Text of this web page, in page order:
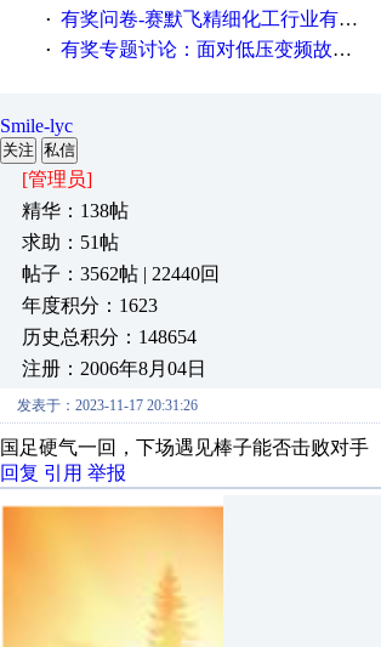
· 有奖问卷-赛默飞精细化工行业有奖调查来袭！
· 有奖专题讨论：面对低压变频故障，老手是这样解决的！
Smile-lyc
关注 私信
[管理员]
精华：138帖
求助：51帖
帖子：3562帖 | 22440回
年度积分：1623
历史总积分：148654
注册：2006年8月04日
发表于：2023-11-17 20:31:26
国足硬气一回，下场遇见棒子能否击败对手
回复 引用 举报